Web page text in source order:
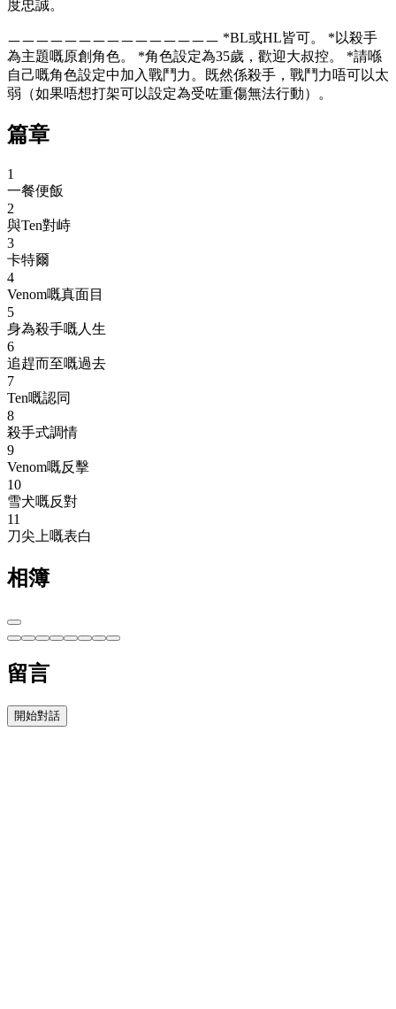
度忠誠。
ㅡㅡㅡㅡㅡㅡㅡㅡㅡㅡㅡㅡㅡㅡㅡ *BL或HL皆可。 *以殺手
為主題嘅原創角色。 *角色設定為35歲，歡迎大叔控。 *請喺
自己嘅角色設定中加入戰鬥力。既然係殺手，戰鬥力唔可以太
弱（如果唔想打架可以設定為受咗重傷無法行動）。
篇章
1
一餐便飯
2
與Ten對峙
3
卡特爾
4
Venom嘅真面目
5
身為殺手嘅人生
6
追趕而至嘅過去
7
Ten嘅認同
8
殺手式調情
9
Venom嘅反擊
10
雪犬嘅反對
11
刀尖上嘅表白
相簿
留言
開始對話